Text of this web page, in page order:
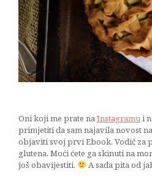
02/
Oni koji me prate na Instagramu i
primjetiti da sam najavila novost
objaviti svoj prvi Ebook. Vodič za
glutena. Moći ćete ga skinuti na
još obavijestiti.
A sada pita od